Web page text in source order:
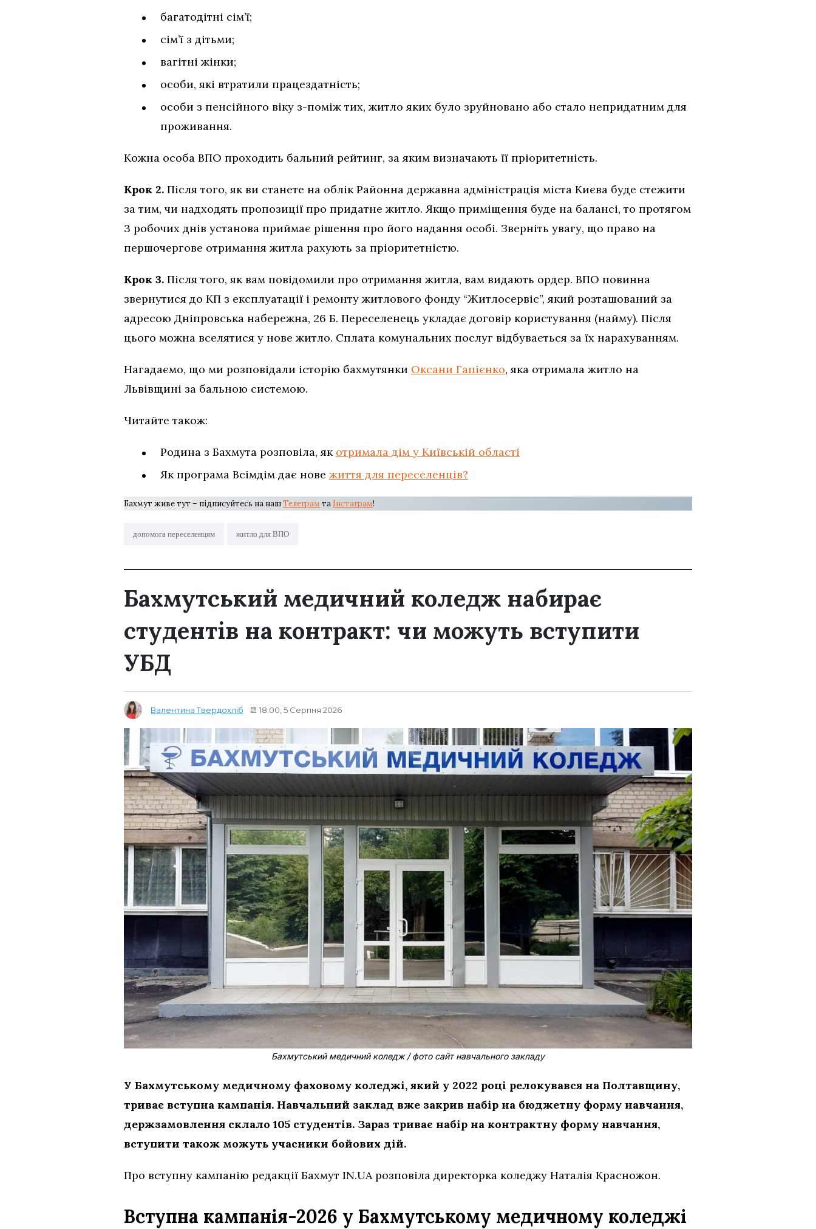
багатодітні сім’ї;
сім’ї з дітьми;
вагітні жінки;
особи, які втратили працездатність;
особи з пенсійного віку з-поміж тих, житло яких було зруйновано або стало непридатним для
проживання.
Кожна особа ВПО проходить бальний рейтинг, за яким визначають її пріоритетність.
Крок 2. Після того, як ви станете на облік Районна державна адміністрація міста Києва буде стежити
за тим, чи надходять пропозиції про придатне житло. Якщо приміщення буде на балансі, то протягом
3 робочих днів установа приймає рішення про його надання особі. Зверніть увагу, що право на
першочергове отримання житла рахують за пріоритетністю.
Крок 3. Після того, як вам повідомили про отримання житла, вам видають ордер. ВПО повинна
звернутися до КП з експлуатації і ремонту житлового фонду “Житлосервіс”, який розташований за
адресою Дніпровська набережна, 26 Б. Переселенець укладає договір користування (найму). Після
цього можна вселятися у нове житло. Сплата комунальних послуг відбувається за їх нарахуванням.
Нагадаємо, що ми розповідали історію бахмутянки Оксани Гапієнко, яка отримала житло на
Львівщині за бальною системою.
Читайте також:
Родина з Бахмута розповіла, як отримала дім у Київській області
Як програма Всімдім дає нове життя для переселенців?
Бахмут живе тут – підписуйтесь на нашТелеграм та Інстаграм!
допомога переселенцям житло для ВПО
Бахмутський медичний коледж набирає
студентів на контракт: чи можуть вступити
УБД
Валентина Твердохліб 18:00, 5 Серпня 2026
Бахмутський медичний коледж / фото сайт навчального закладу
У Бахмутському медичному фаховому коледжі, який у 2022 році релокувався на Полтавщину,
триває вступна кампанія. Навчальний заклад вже закрив набір на бюджетну форму навчання,
держзамовлення склало 105 студентів. Зараз триває набір на контрактну форму навчання,
вступити також можуть учасники бойових дій.
Про вступну кампанію редакції Бахмут IN.UA розповіла директорка коледжу Наталія Красножон.
Вступна кампанія-2026 у Бахмутському медичному коледжі